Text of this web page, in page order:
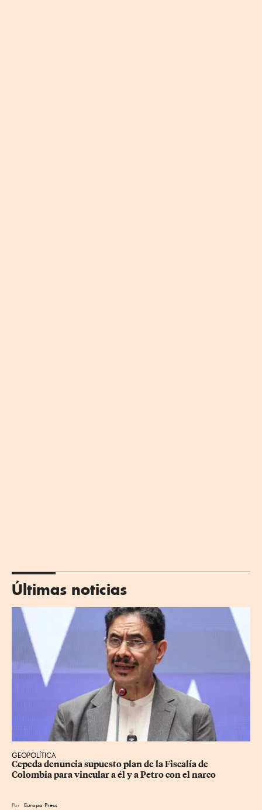
Últimas noticias
GEOPOLÍTICA
Cepeda denuncia supuesto plan de la Fiscalía de
Colombia para vincular a él y a Petro con el narco
Por Europa Press